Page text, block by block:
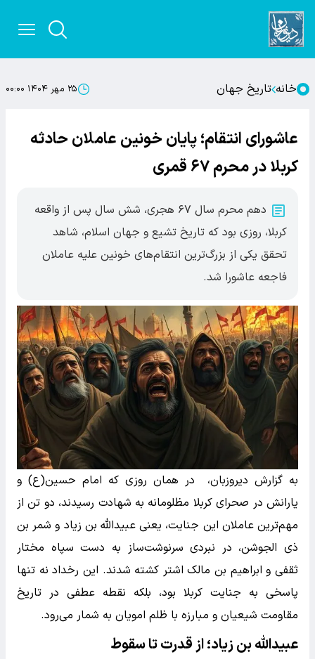
خانه تاریخ جهان ۲۵ مهر ۱۴۰۴ ۰۰:۰۰
عاشورای انتقام؛ پایان خونین عاملان حادثه
کربلا در محرم ۶۷ قمری
دهم محرم سال ۶۷ هجری، شش سال پس از واقعه
کربلا، روزی بود که تاریخ تشیع و جهان اسلام، شاهد
تحقق یکی از بزرگ‌ترین انتقام‌های خونین علیه عاملان
فاجعه عاشورا شد.
به گزارش دیروزبان، در همان روزی که امام حسین(ع) و
یارانش در صحرای کربلا مظلومانه به شهادت رسیدند، دو تن از
مهم‌ترین عاملان این جنایت، یعنی عبیدالله بن زیاد و شمر بن
ذی الجوشن، در نبردی سرنوشت‌ساز به دست سپاه مختار
ثقفی و ابراهیم بن مالک اشتر کشته شدند. این رخداد نه تنها
پاسخی به جنایت کربلا بود، بلکه نقطه عطفی در تاریخ
مقاومت شیعیان و مبارزه با ظلم امویان به شمار می‌رود.
عبیدالله بن زیاد؛ از قدرت تا سقوط